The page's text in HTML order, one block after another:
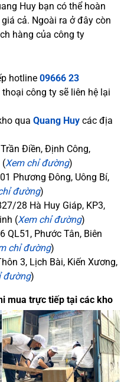
Huy bạn có thể hoàn
cả. Ngoài ra ở đây còn
hàng của công ty
hotline 09666 23
công ty sẽ liên hệ lại
qua Quang Huy các địa
Trần Điền, Định Công,
(Xem chỉ đường)
Phương Đông, Uông Bí,
đường)
28 Hà Huy Giáp, KP3,
(Xem chỉ đường)
QL51, Phước Tân, Biên
chỉ đường)
3, Lịch Bài, Kiến Xương,
đường)
mua trực tiếp tại các kho